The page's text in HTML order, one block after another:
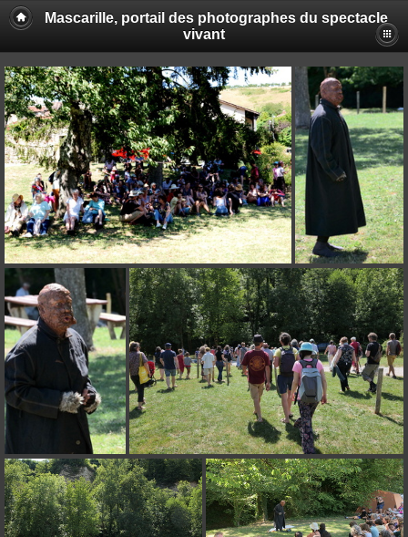
Mascarille, portail des photographes du spectacle
vivant